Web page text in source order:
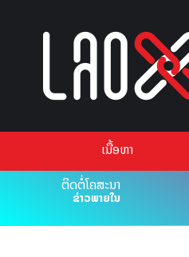
ເນື້ອຫາ
ຕິດຕໍ່ໂຄສະນາ
ຂ່າວພາຍໃນ